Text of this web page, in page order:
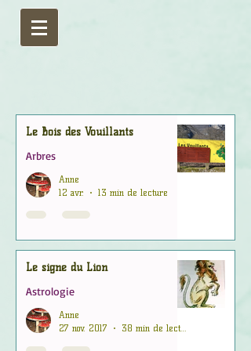
Le Bois des Vouillants
Arbres
Anne
12 avr.
13 min de lecture
Le signe du Lion
Astrologie
Anne
27 nov. 2017
38 min de lecture